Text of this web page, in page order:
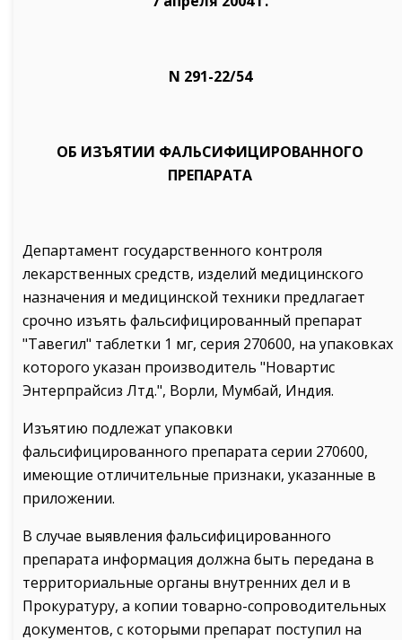
N 291-22/54
ОБ ИЗЪЯТИИ ФАЛЬСИФИЦИРОВАННОГО
ПРЕПАРАТА
Департамент государственного контроля
лекарственных средств, изделий медицинского
назначения и медицинской техники предлагает
срочно изъять фальсифицированный препарат
"Тавегил" таблетки 1 мг, серия 270600, на упаковках
которого указан производитель "Новартис
Энтерпрайсиз Лтд.", Ворли, Мумбай, Индия.
Изъятию подлежат упаковки
фальсифицированного препарата серии 270600,
имеющие отличительные признаки, указанные в
приложении.
В случае выявления фальсифицированного
препарата информация должна быть передана в
территориальные органы внутренних дел и в
Прокуратуру, а копии товарно-сопроводительных
документов, с которыми препарат поступил на